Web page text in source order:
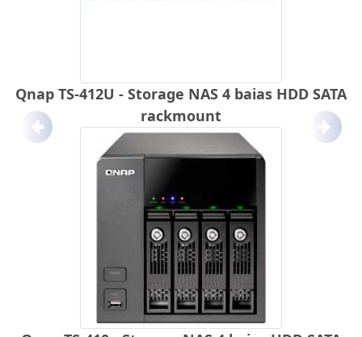
Qnap TS-412U - Storage NAS 4 baias HDD SATA
rackmount
Anterior